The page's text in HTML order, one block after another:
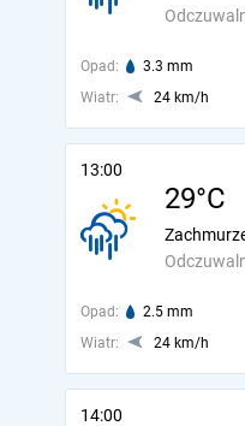
Opad: 3.3 mm
Wiatr:
24 km/h
13:00
29°C
Opad: 2.5 mm
Wiatr:
24 km/h
14:00